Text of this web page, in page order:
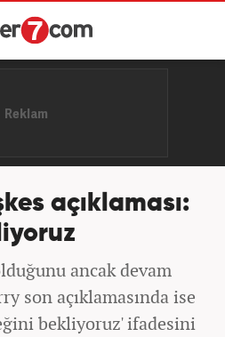
açıklaması:
ancak devam
son açıklamasında ise
bekliyoruz' ifadesini